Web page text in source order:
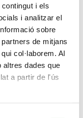
i els
i analitzar el
sobre
de mitjans
col·laborem. Al
altres dades que
a partir de l'ús
Museu Carmen
hores, el duran
format per Jordi
un programa
Analogies
són alumnes de
la Vella i
de la Jonca, sota